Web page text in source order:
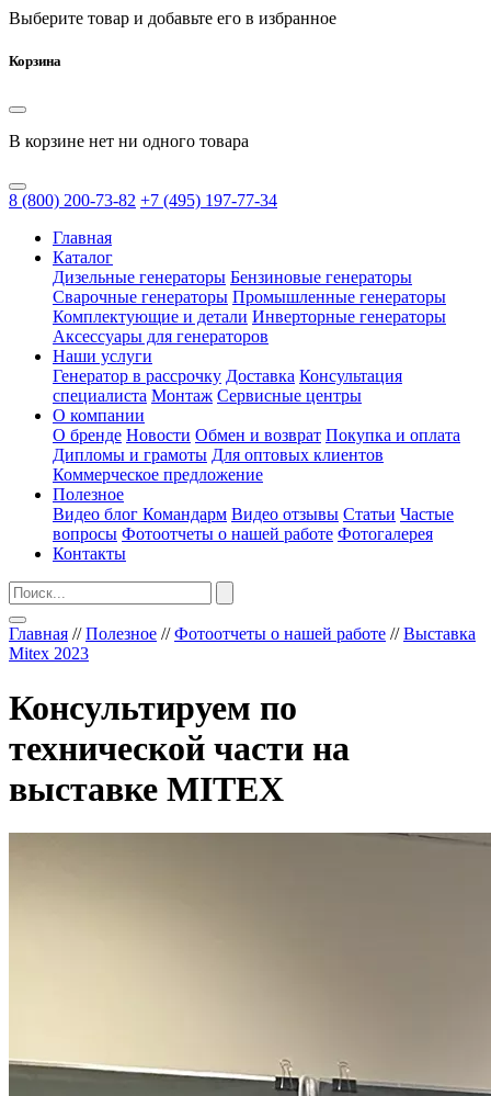
Выберите товар и добавьте его в избранное
Корзина
В корзине нет ни одного товара
8 (800) 200-73-82 +7 (495) 197-77-34
Главная
Каталог
Дизельные генераторы Бензиновые генераторы
Сварочные генераторы Промышленные генераторы
Комплектующие и детали Инверторные генераторы
Аксессуары для генераторов
Наши услуги
Генератор в рассрочку Доставка Консультация
специалиста Монтаж Сервисные центры
О компании
О бренде Новости Обмен и возврат Покупка и оплата
Дипломы и грамоты Для оптовых клиентов
Коммерческое предложение
Полезное
Видео блог Командарм Видео отзывы Статьи Частые
вопросы Фотоотчеты о нашей работе Фотогалерея
Контакты
Главная //Полезное //Фотоотчеты о нашей работе //Выставка
Mitex 2023
Консультируем по
технической части на
выставке MITEX